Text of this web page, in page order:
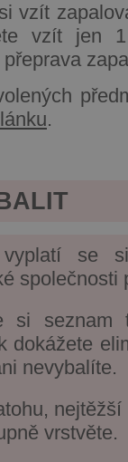
vzít
vzít jen
.
vyplatí se
společnosti
si seznam
dokážete
nevybalíte.
vrstvěte.